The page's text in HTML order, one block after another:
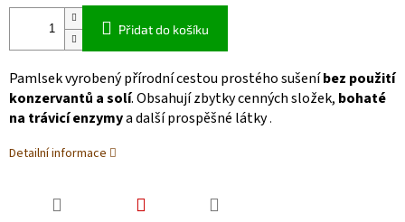
Přidat do košíku
Pamlsek vyrobený přírodní cestou prostého sušeníbez použití
konzervantů a solí. Obsahují zbytky cenných složek, bohaté
na trávicí enzymya další prospěšné látky.
Detailní informace